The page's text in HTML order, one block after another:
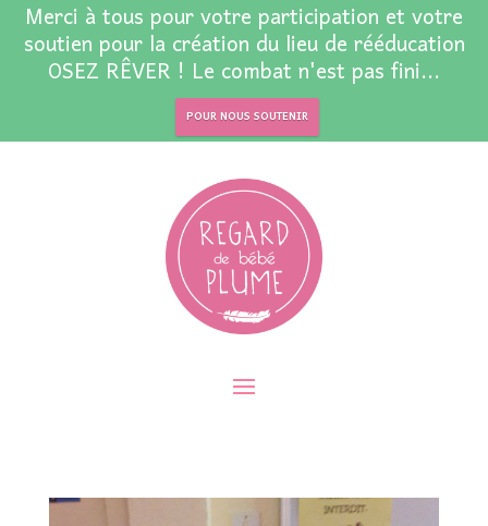
Merci à tous pour votre participation et votre
soutien pour la création du lieu de rééducation
OSEZ RÊVER ! Le combat n'est pas fini...
POUR NOUS SOUTENIR